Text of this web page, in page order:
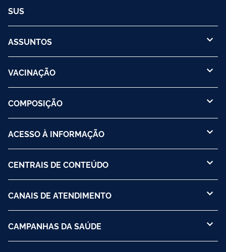
SUS
ASSUNTOS
VACINAÇÃO
COMPOSIÇÃO
ACESSO À INFORMAÇÃO
CENTRAIS DE CONTEÚDO
CANAIS DE ATENDIMENTO
CAMPANHAS DA SAÚDE